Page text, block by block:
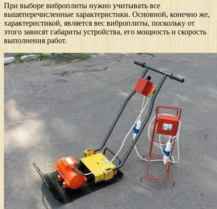
При выборе виброплиты нужно учитывать все
вышеперечисленные характеристики. Основной, конечно же,
характеристикой, является вес виброплиты, поскольку от
этого зависят габариты устройства, его мощность и скорость
выполнения работ.